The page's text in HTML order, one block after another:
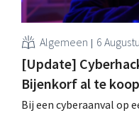
Algemeen 6
[Update]
Bijenkorf al te
Bij een cyberaanval op